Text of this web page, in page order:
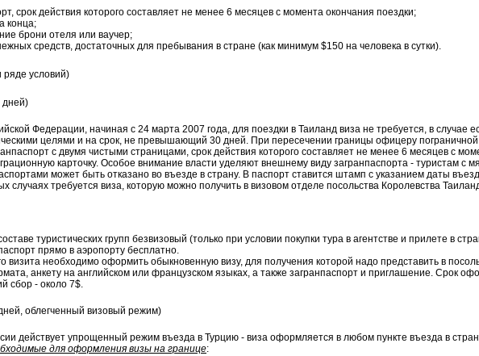
срок действия которого составляет не менее 6 месяцев с момента окончания поездки;
конца;
брони отеля или ваучер;
средств, достаточных для пребывания в стране (как минимум $150 на человека в сутки).
ряде условий)
дней)
Федерации, начиная с 24 марта 2007 года, для поездки в Таиланд виза не требуется, в случае
целями и на срок, не превышающий 30 дней. При пересечении границы офицеру
с двумя чистыми страницами, срок действия которого составляет не менее 6 месяцев с
карточку. Особое внимание власти уделяют внешнему виду загранпаспорта - туристам с
может быть отказано во въезде в страну. В паспорт ставится штамп с указанием даты
случаях требуется виза, которую можно получить в визовом отделе посольства Королевства
туристических групп безвизовый (только при условии покупки тура в агентстве и прилете в
прямо в аэропорту бесплатно.
визита необходимо оформить обыкновенную визу, для получения которой надо представить в
анкету на английском или французском языках, а также загранпаспорт и приглашение. Срок
сбор - около 7$.
облегченный визовый режим)
действует упрощенный режим въезда в Турцию - виза оформляется в любом пункте въезда в
для оформления визы на границе: